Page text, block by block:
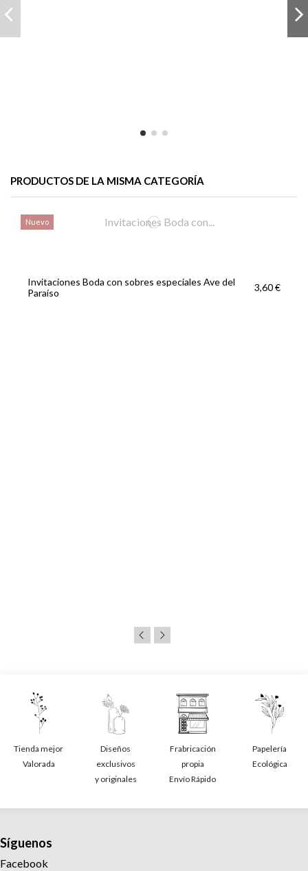
PRODUCTOS DE LA MISMA CATEGORÍA
Nuevo
Invitaciones Boda con sobres especiales Ave del
Paraíso
3,60 €
Tienda mejor
Valorada
Diseños
exclusivos
y originales
Frabricación
propia
Envío Rápido
Papelería
Ecológica
Síguenos
Facebook